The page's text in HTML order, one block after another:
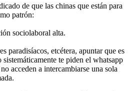
de que las chinas que están para
patrón:
sociolaboral alta.
paradisíacos, etcétera, apuntar que es
te piden el whatsapp
acceden a intercambiarse una sola